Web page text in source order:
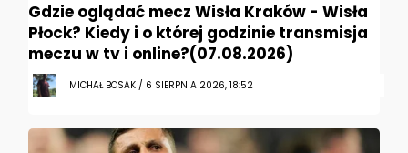
Gdzie oglądać mecz Wisła Kraków - Wisła
Płock? Kiedy i o której godzinie transmisja
meczu w tv i online?(07.08.2026)
MICHAŁ BOSAK / 6 SIERPNIA 2026, 18:52